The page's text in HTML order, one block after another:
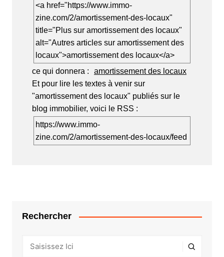
<a href="https://www.immo-
zine.com/2/amortissement-des-locaux"
title="Plus sur amortissement des locaux"
alt="Autres articles sur amortissement des
locaux">amortissement des locaux</a>
ce qui donnera :
amortissement des locaux
Et pour lire les textes à venir sur
"amortissement des locaux" publiés sur le
blog immobilier, voici le RSS :
https://www.immo-
zine.com/2/amortissement-des-locaux/feed
Rechercher